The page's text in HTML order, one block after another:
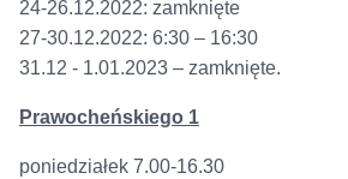
24-26.12.2022: zamknięte
27-30.12.2022: 6:30 – 16:30
31.12 - 1.01.2023 – zamknięte.
Prawocheńskiego 1
poniedziałek 7.00-16.30